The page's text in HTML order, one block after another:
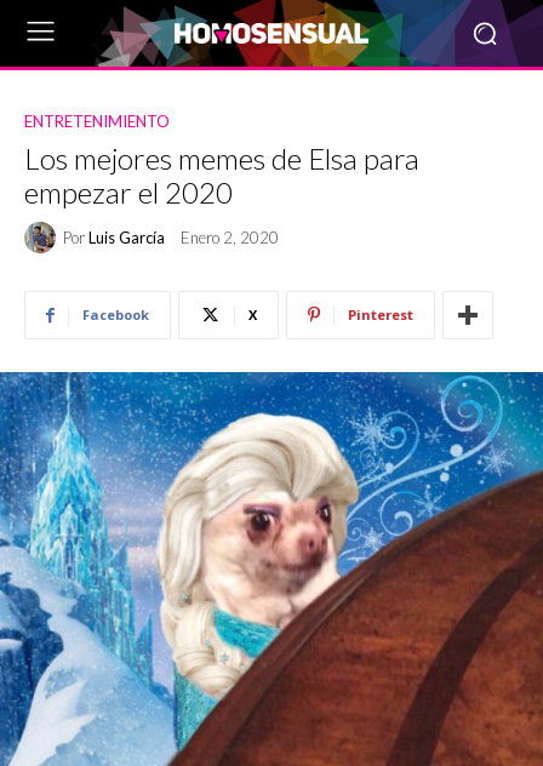
ENTRETENIMIENTO
Los mejores memes de Elsa para
empezar el 2020
PorLuis García Enero 2, 2020
Facebook X Pinterest